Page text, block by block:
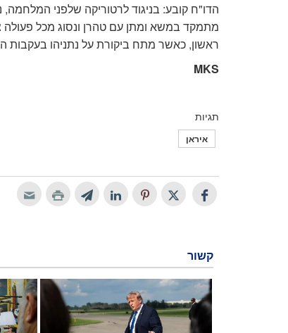
הדו"ח קובע: בניגוד לרטוריקה שלפני
מתמקד במשא ומתן עם טהרן ונסוג מכל
ראשון, כאשר מתח ביקורת על נתניהו בעקבות
MKS
תגיות
איראן
קשור